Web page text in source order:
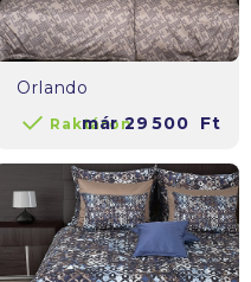
Orlando
Raktáron
már29 500 Ft